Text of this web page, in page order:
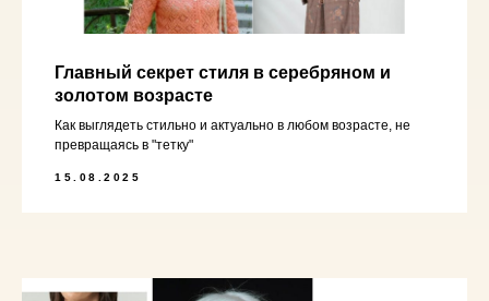
Главный секрет стиля в серебряном и
золотом возрасте
Как выглядеть стильно и актуально в любом возрасте, не
превращаясь в "тетку"
15.08.2025